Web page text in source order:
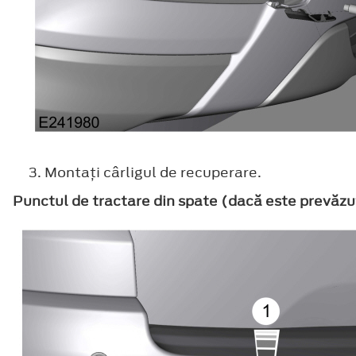
Montaţi cârligul de recuperare.
Punctul de tractare din spate (dacă este